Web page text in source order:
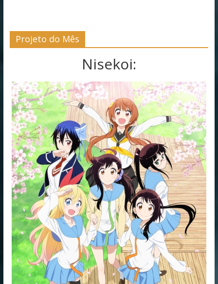
Projeto do Mês
Nisekoi: